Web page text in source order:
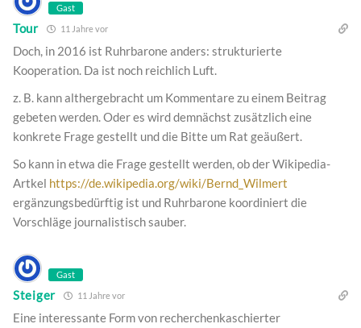
Gast
Tour 11 Jahre vor
Doch, in 2016 ist Ruhrbarone anders: strukturierte
Kooperation. Da ist noch reichlich Luft.
z. B. kann althergebracht um Kommentare zu einem Beitrag
gebeten werden. Oder es wird demnächst zusätzlich eine
konkrete Frage gestellt und die Bitte um Rat geäußert.
So kann in etwa die Frage gestellt werden, ob der Wikipedia-
Artkel https://de.wikipedia.org/wiki/Bernd_Wilmert
ergänzungsbedürftig ist und Ruhrbarone koordiniert die
Vorschläge journalistisch sauber.
Gast
Steiger 11 Jahre vor
Eine interessante Form von recherchenkaschierter